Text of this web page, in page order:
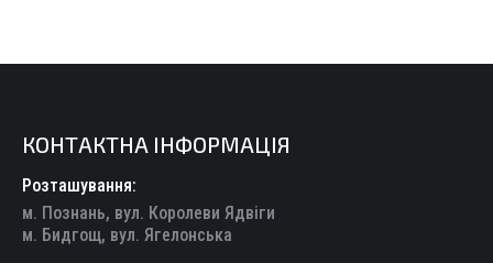
КОНТАКТНА ІНФОРМАЦІЯ
Розташування:
м. Познань, вул. Королеви Ядвіги
м. Бидгощ, вул. Ягелонська